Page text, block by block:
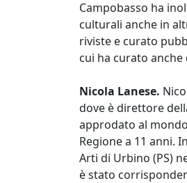
Campobasso ha
culturali anche in
riviste e curato
cui ha curato
Nicola Lanese.
dove è direttore
approdato al
Regione a 11 anni.
Arti di Urbino (PS)
è stato